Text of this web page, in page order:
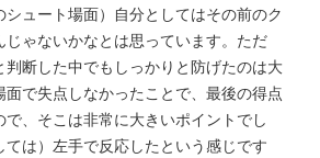
シュート場面）自分としてはその前のク
じゃないかなとは思っています。ただ
判断した中でもしっかりと防げたのは大
面で失点しなかったことで、最後の得点
、そこは非常に大きいポイントでし
は）左手で反応したという感じです